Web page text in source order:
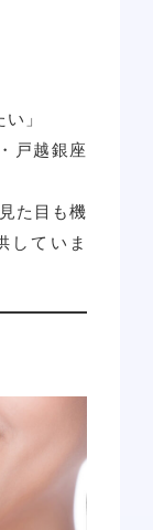
」
戸越銀座
た目も機
していま